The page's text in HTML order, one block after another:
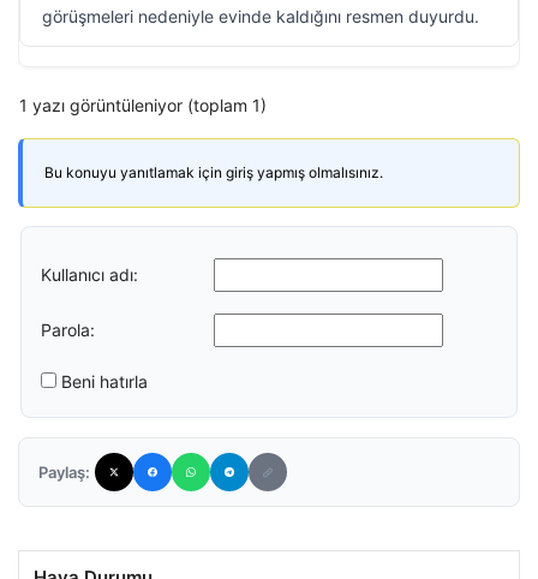
görüşmeleri nedeniyle evinde kaldığını resmen duyurdu.
1 yazı görüntüleniyor (toplam 1)
Bu konuyu yanıtlamak için giriş yapmış olmalısınız.
Kullanıcı adı:
Parola:
Beni hatırla
Paylaş: